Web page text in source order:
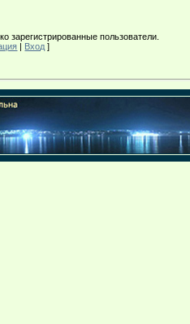
зарегистрированные пользователи.
| Вход ]